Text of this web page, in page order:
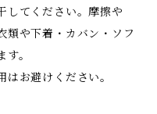
してください。摩擦や
類や下着・カバン・ソフ
。
はお避けください。